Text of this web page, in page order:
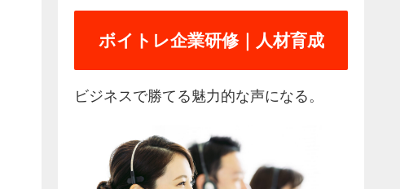
ボイトレ企業研修｜人材育成
ビジネスで勝てる魅力的な声になる。